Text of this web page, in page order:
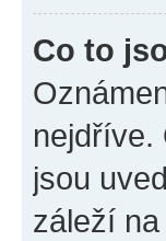
Co to
nejdříve.
jsou
záleží